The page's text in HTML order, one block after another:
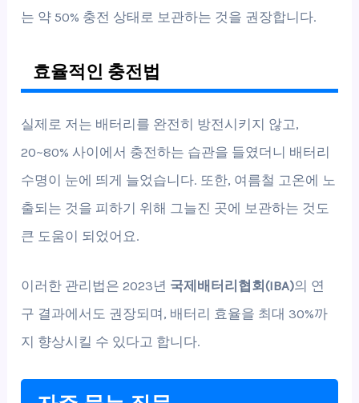
는 약 50% 충전 상태로 보관하는 것을 권장합니다.
효율적인 충전법
실제로 저는 배터리를 완전히 방전시키지 않고,
20~80% 사이에서 충전하는 습관을 들였더니 배터리
수명이 눈에 띄게 늘었습니다. 또한, 여름철 고온에 노
출되는 것을 피하기 위해 그늘진 곳에 보관하는 것도
큰 도움이 되었어요.
이러한 관리법은 2023년 국제배터리협회(IBA)의 연
구 결과에서도 권장되며, 배터리 효율을 최대 30%까
지 향상시킬 수 있다고 합니다.